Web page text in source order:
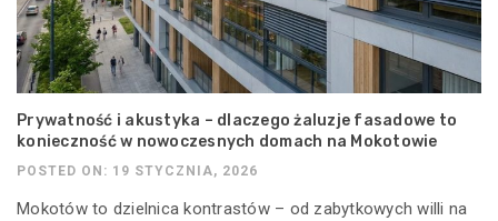
Prywatność i akustyka – dlaczego żaluzje fasadowe to
konieczność w nowoczesnych domach na Mokotowie
POSTED ON: 19 STYCZNIA, 2026
Mokotów to dzielnica kontrastów – od zabytkowych willi na